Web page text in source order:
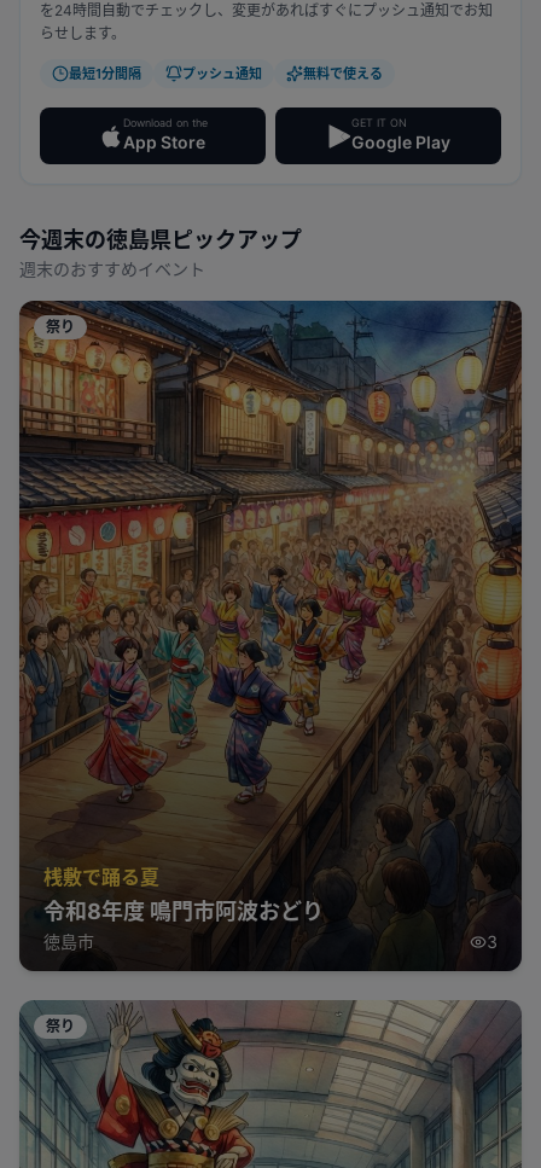
を24時間自動でチェックし、変更があればすぐにプッシュ通知でお知
らせします。
最短1分間隔 プッシュ通知 無料で使える
Download on the
App Store
GET IT ON
Google Play
今週末の徳島県 ピックアップ
週末のおすすめイベント
祭り
桟敷で踊る夏
令和8年度 鳴門市阿波おどり
徳島市 3
祭り